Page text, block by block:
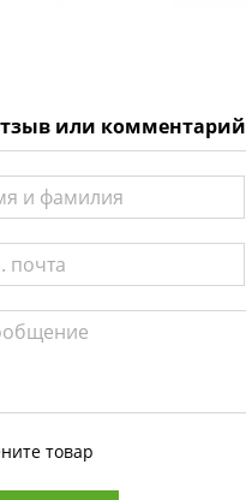
или комментарий
товар